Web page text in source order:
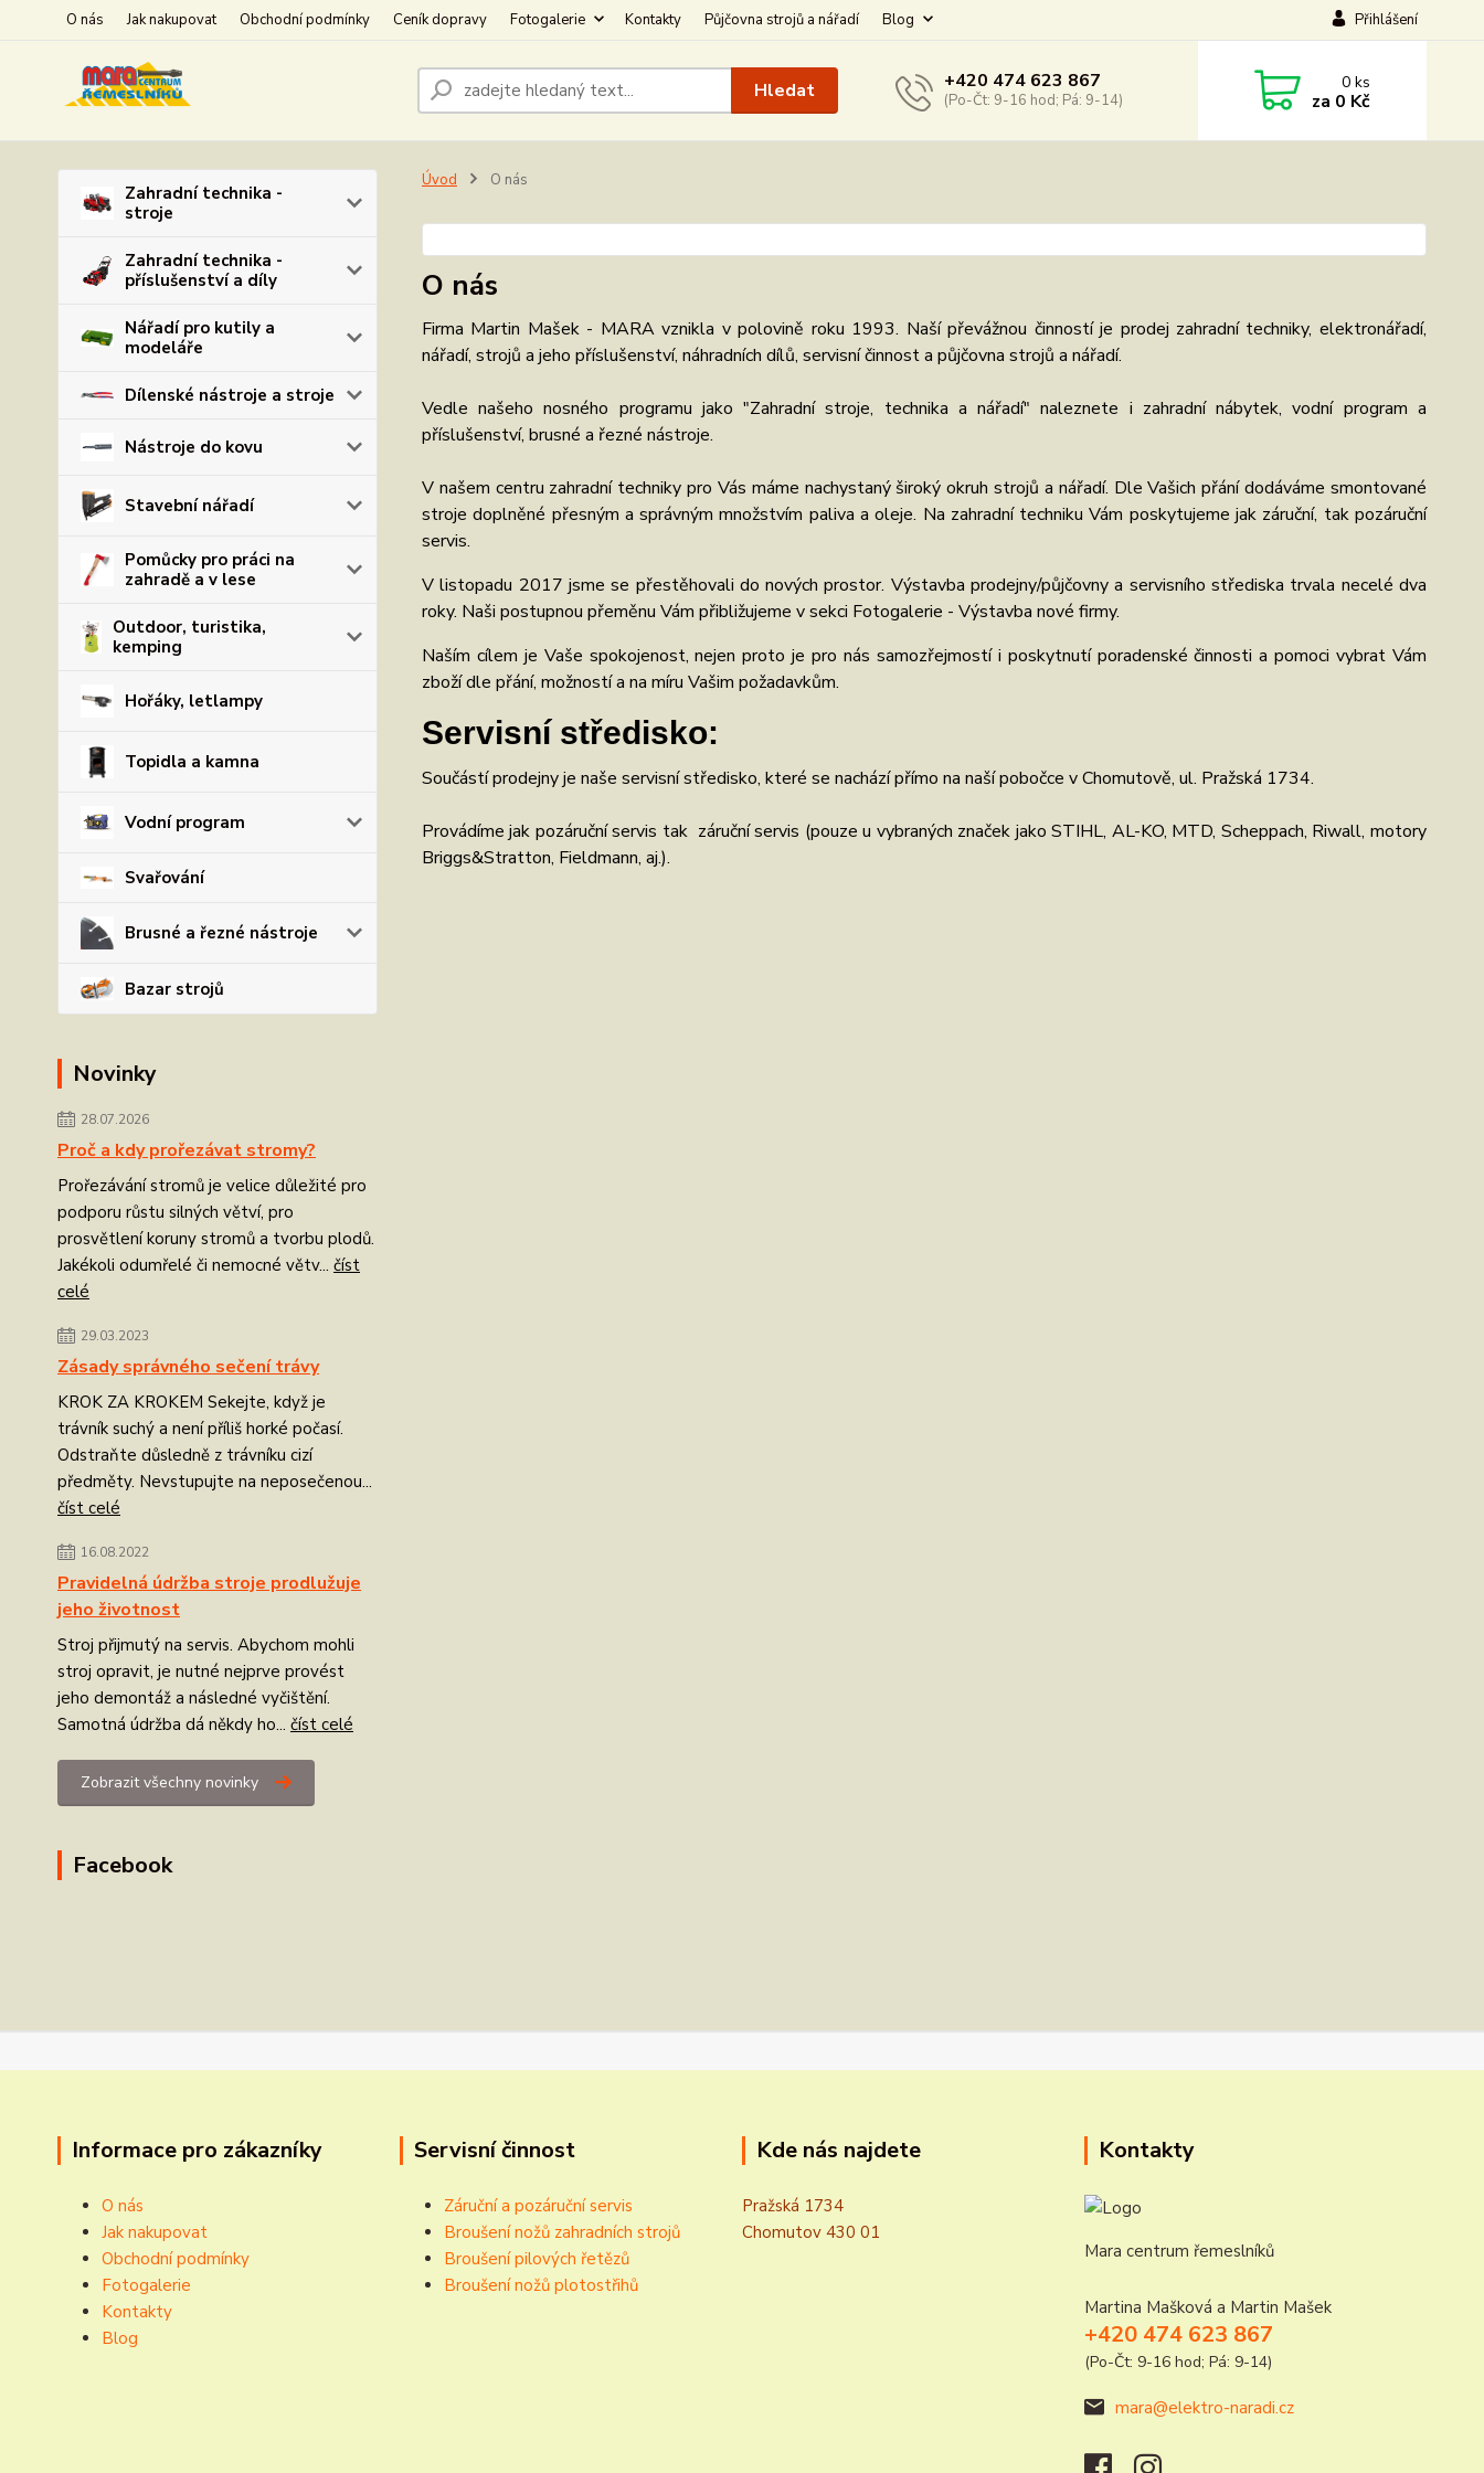
O nás Jak nakupovat Obchodní podmínky Ceník dopravy Fotogalerie Kontakty Půjčovna strojů a nářadí Blog Přihlášení
Hledat +420 474 623 867
(Po-Čt: 9-16 hod; Pá: 9-14)
0ks
za 0 Kč
Zahradní technika -
stroje
Zahradní technika -
příslušenství a díly
Nářadí pro kutily a
modeláře
Dílenské nástroje a stroje
Nástroje do kovu
Stavební nářadí
Pomůcky pro práci na
zahradě a v lese
Outdoor, turistika,
kemping
Hořáky, letlampy
Topidla a kamna
Vodní program
Svařování
Brusné a řezné nástroje
Bazar strojů
Novinky
28.07.2026
Proč a kdy prořezávat stromy?
Prořezávání stromů je velice důležité pro
podporu růstu silných větví, pro
prosvětlení koruny stromů a tvorbu plodů.
Jakékoli odumřelé či nemocné větv... číst
celé
29.03.2023
Zásady správného sečení trávy
KROK ZA KROKEM Sekejte, když je
trávník suchý a není příliš horké počasí.
Odstraňte důsledně z trávníku cizí
předměty. Nevstupujte na neposečenou...
číst celé
16.08.2022
Pravidelná údržba stroje prodlužuje
jeho životnost
Stroj přijmutý na servis. Abychom mohli
stroj opravit, je nutné nejprve provést
jeho demontáž a následné vyčištění.
Samotná údržba dá někdy ho... číst celé
Zobrazit všechny novinky
Facebook
Úvod O nás
O nás
Firma Martin Mašek - MARA vznikla v polovině roku 1993. Naší převážnou činností je prodej zahradní techniky, elektronářadí,
nářadí, strojů a jeho příslušenství, náhradních dílů, servisní činnost a půjčovna strojů a nářadí.
Vedle našeho nosného programu jako "Zahradní stroje, technika a nářadí" naleznete i zahradní nábytek, vodní program a
příslušenství, brusné a řezné nástroje.
V našem centru zahradní techniky pro Vás máme nachystaný široký okruh strojů a nářadí. Dle Vašich přání dodáváme smontované
stroje doplněné přesným a správným množstvím paliva a oleje. Na zahradní techniku Vám poskytujeme jak záruční, tak pozáruční
servis.
V listopadu 2017 jsme se přestěhovali do nových prostor. Výstavba prodejny/půjčovny a servisního střediska trvala necelé dva
roky. Naši postupnou přeměnu Vám přibližujeme v sekci Fotogalerie - Výstavba nové firmy.
Naším cílem je Vaše spokojenost, nejen proto je pro nás samozřejmostí i poskytnutí poradenské činnosti a pomoci vybrat Vám
zboží dle přání, možností a na míru Vašim požadavkům.
Servisní středisko:
Součástí prodejny je naše servisní středisko, které se nachází přímo na naší pobočce v Chomutově, ul. Pražská 1734.
Provádíme jak pozáruční servis tak záruční servis (pouze u vybraných značek jako STIHL, AL-KO, MTD, Scheppach, Riwall, motory
Briggs&Stratton, Fieldmann, aj.).
Informace pro zákazníky
O nás
Jak nakupovat
Obchodní podmínky
Fotogalerie
Kontakty
Blog
Servisní činnost
Záruční a pozáruční servis
Broušení nožů zahradních strojů
Broušení pilových řetězů
Broušení nožů plotostřihů
Kde nás najdete
Pražská 1734
Chomutov 430 01
Kontakty
Mara centrum řemeslníků
Martina Mašková a Martin Mašek
+420 474 623 867
(Po-Čt: 9-16 hod; Pá: 9-14)
mara@elektro-naradi.cz